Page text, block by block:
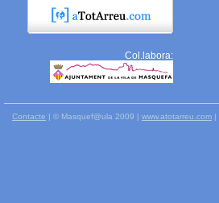
Col.labora:
Contacte | © Masquef@ula 2009 | www.atotarreu.com |